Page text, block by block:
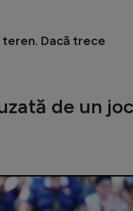
Dacă trece
de un joc